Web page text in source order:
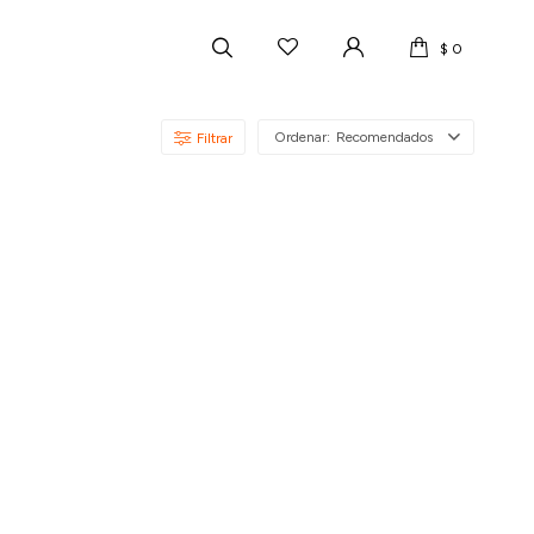
$ 0
Recomendados